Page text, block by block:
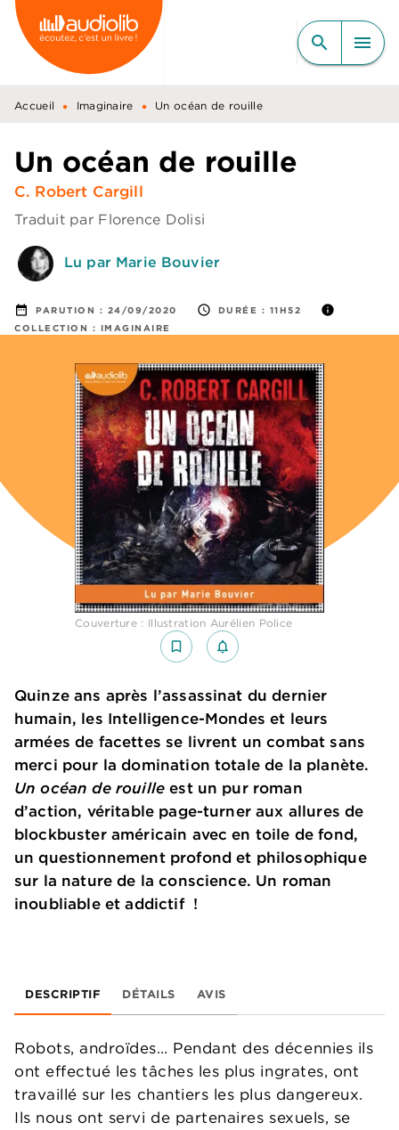
MENU RECHERCHE
CONTENU
PIED DE PAGE
search menu
Accueil • Imaginaire • Un océan de rouille
Un océan de rouille
C. Robert Cargill
Traduit par Florence Dolisi
Lu par Marie Bouvier
date_range PARUTION : 24/09/2020 access_time DURÉE : 11H52 info
COLLECTION : IMAGINAIRE
Couverture : Illustration Aurélien Police
bookmark_border notifications_none_outlined
Quinze ans après l’assassinat du dernier
humain, les Intelligence-Mondes et leurs
armées de facettes se livrent un combat sans
merci pour la domination totale de la planète.
Un océan de rouille est un pur roman
d’action, véritable page-turner aux allures de
blockbuster américain avec en toile de fond,
un questionnement profond et philosophique
sur la nature de la conscience. Un roman
inoubliable et addictif !
DESCRIPTIF DÉTAILS AVIS
Robots, androïdes… Pendant des décennies ils
ont effectué les tâches les plus ingrates, ont
travaillé sur les chantiers les plus dangereux.
Ils nous ont servi de partenaires sexuels, se